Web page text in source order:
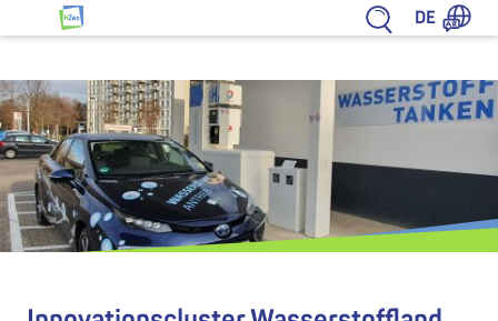
Zum Inhalt springen
HZwo – Antrieb für Sachsen
DE